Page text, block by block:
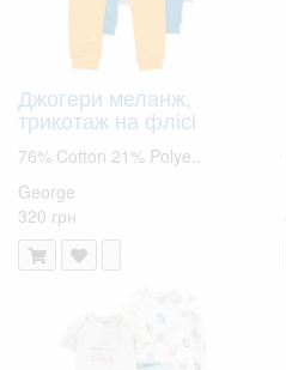
Джогери меланж,
трикотаж на флісі
76% Cotton 21% Polye..
George
320 грн